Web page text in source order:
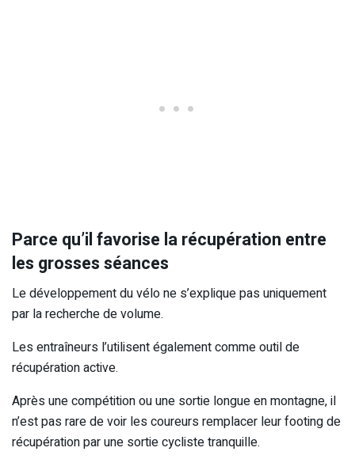
Parce qu’il favorise la récupération entre
les grosses séances
Le développement du vélo ne s’explique pas uniquement
par la recherche de volume.
Les entraîneurs l’utilisent également comme outil de
récupération active.
Après une compétition ou une sortie longue en montagne, il
n’est pas rare de voir les coureurs remplacer leur footing de
récupération par une sortie cycliste tranquille.